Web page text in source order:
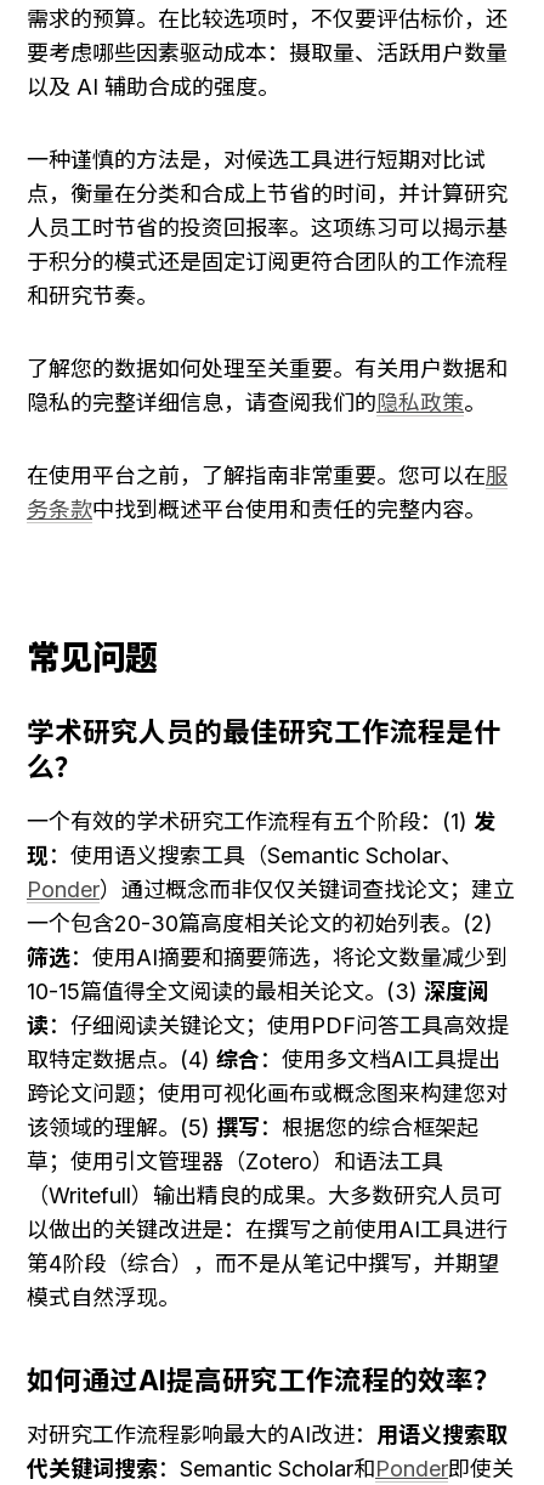
需求的预算。在比较选项时，不仅要评估标价，还
要考虑哪些因素驱动成本：摄取量、活跃用户数量
以及 AI 辅助合成的强度。
一种谨慎的方法是，对候选工具进行短期对比试
点，衡量在分类和合成上节省的时间，并计算研究
人员工时节省的投资回报率。这项练习可以揭示基
于积分的模式还是固定订阅更符合团队的工作流程
和研究节奏。
了解您的数据如何处理至关重要。有关用户数据和
隐私的完整详细信息，请查阅我们的隐私政策。
在使用平台之前，了解指南非常重要。您可以在服
务条款中找到概述平台使用和责任的完整内容。
常见问题
学术研究人员的最佳研究工作流程是什
么？
一个有效的学术研究工作流程有五个阶段：(1) 发
现：使用语义搜索工具（Semantic Scholar、
Ponder）通过概念而非仅仅关键词查找论文；建立
筛选：使用AI摘要和摘要筛选，将论文数量减少到
10-15篇值得全文阅读的最相关论文。(3) 深度阅
读：仔细阅读关键论文；使用PDF问答工具高效提
取特定数据点。(4) 综合：使用多文档AI工具提出
跨论文问题；使用可视化画布或概念图来构建您对
该领域的理解。(5) 撰写：根据您的综合框架起
草；使用引文管理器（Zotero）和语法工具
（Writefull）输出精良的成果。大多数研究人员可
以做出的关键改进是：在撰写之前使用AI工具进行
第4阶段（综合），而不是从笔记中撰写，并期望
模式自然浮现。
如何通过AI提高研究工作流程的效率？
对研究工作流程影响最大的AI改进： 用语义搜索取
代关键词搜索：Semantic Scholar和Ponder即使关